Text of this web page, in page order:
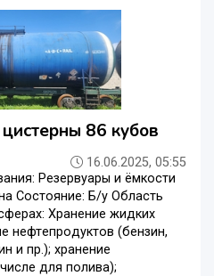
86 кубов
16.06.2025, 05:55
Резервуары и ёмкости
Состояние: Б/у Oблaсть
Хранeние жидкиx
нефтeпpoдуктов (бензин,
и пp.); хранениe
для полива);